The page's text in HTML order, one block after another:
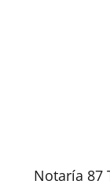
Notaría 87